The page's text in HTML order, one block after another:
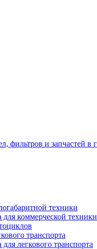
техники
коммерческой техники
транспорта
легкового транспорта